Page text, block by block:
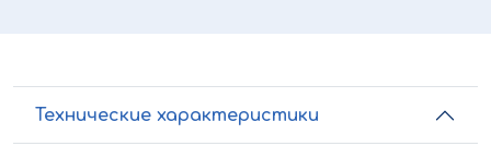
Технические характеристики